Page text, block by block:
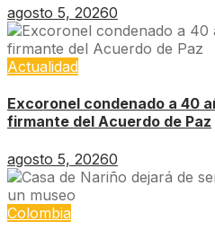
agosto 5, 20260
Actualidad
Excoronel condenado a 40
firmante del Acuerdo de Paz
agosto 5, 20260
Colombia